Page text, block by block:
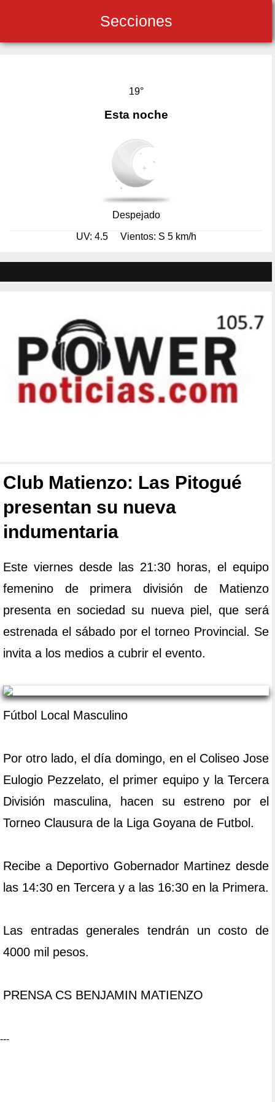
Secciones
19°
Esta noche
Despejado
UV: 4.5 Vientos: S 5 km/h
Club Matienzo: Las Pitogué
presentan su nueva
indumentaria
Este viernes desde las 21:30 horas, el equipo
femenino de primera división de Matienzo
presenta en sociedad su nueva piel, que será
estrenada el sábado por el torneo Provincial. Se
invita a los medios a cubrir el evento.
Fútbol Local Masculino
Por otro lado, el día domingo, en el Coliseo Jose
Eulogio Pezzelato, el primer equipo y la Tercera
División masculina, hacen su estreno por el
Torneo Clausura de la Liga Goyana de Futbol.
Recibe a Deportivo Gobernador Martinez desde
las 14:30 en Tercera y a las 16:30 en la Primera.
Las entradas generales tendrán un costo de
4000 mil pesos.
PRENSA CS BENJAMIN MATIENZO
---